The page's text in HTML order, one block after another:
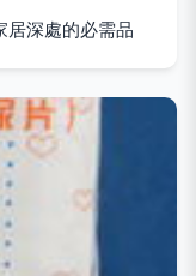
居深處的必需品